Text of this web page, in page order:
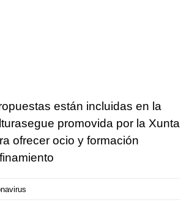
están incluidas en la
promovida por la Xunta
ofrecer ocio y formación